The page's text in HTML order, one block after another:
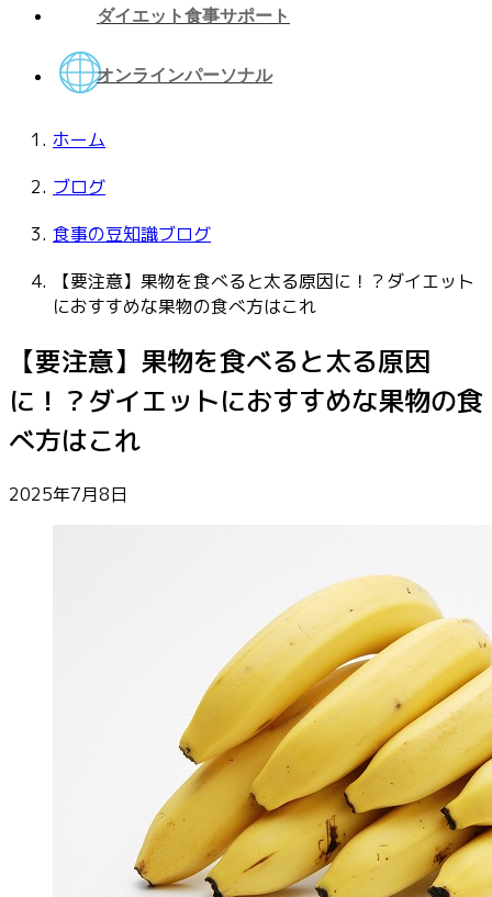
ダイエット食事サポート
オンラインパーソナル
ホーム
ブログ
食事の豆知識ブログ
【要注意】果物を食べると太る原因に！？ダイエット
におすすめな果物の食べ方はこれ
【要注意】果物を食べると太る原因
に！？ダイエットにおすすめな果物の食
べ方はこれ
2025年7月8日